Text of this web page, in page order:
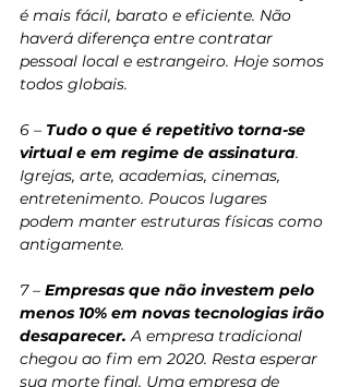
é mais fácil, barato e eficiente. Não
haverá diferença entre contratar
pessoal local e estrangeiro. Hoje somos
todos globais.
6 – Tudo o que é repetitivo torna-se
virtual e em regime de assinatura.
Igrejas, arte, academias, cinemas,
entretenimento. Poucos lugares
podem manter estruturas físicas como
antigamente.
7 – Empresas que não investem pelo
menos 10% em novas tecnologias irão
desaparecer. A empresa tradicional
chegou ao fim em 2020. Resta esperar
sua morte final. Uma empresa de